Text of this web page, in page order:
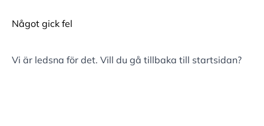
Något gick fel
Vi är ledsna för det. Vill du gå tillbaka till startsidan?